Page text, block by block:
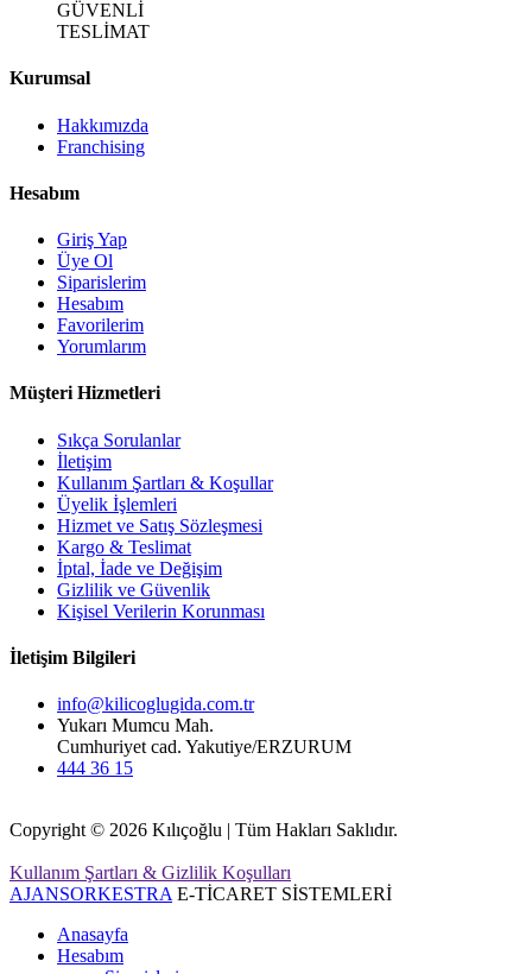
GÜVENLİ
TESLİMAT
Kurumsal
Hakkımızda
Franchising
Hesabım
Giriş Yap
Üye Ol
Siparislerim
Hesabım
Favorilerim
Yorumlarım
Müşteri Hizmetleri
Sıkça Sorulanlar
İletişim
Kullanım Şartları & Koşullar
Üyelik İşlemleri
Hizmet ve Satış Sözleşmesi
Kargo & Teslimat
İptal, İade ve Değişim
Gizlilik ve Güvenlik
Kişisel Verilerin Korunması
İletişim Bilgileri
info@kilicoglugida.com.tr
Yukarı Mumcu Mah.
Cumhuriyet cad. Yakutiye/ERZURUM
444 36 15
Copyright © 2026 Kılıçoğlu | Tüm Hakları Saklıdır.
Kullanım Şartları & Gizlilik Koşulları
AJANSORKESTRA E-TİCARET SİSTEMLERİ
Anasayfa
Hesabım